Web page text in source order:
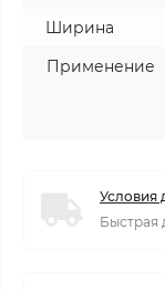
Ширина
Применение
Условия
Быстрая